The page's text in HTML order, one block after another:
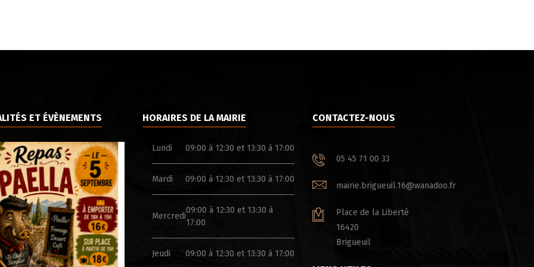
ET ÉVÈNEMENTS HORAIRES DE LA MAIRIE
Lundi 09:00 à 12:30 et 13:30 à 17:00
Mardi 09:00 à 12:30 et 13:30 à 17:00
Mercredi
09:00 à 12:30 et 13:30 à
17:00
Jeudi 09:00 à 12:30 et 13:30 à 17:00
CONTACTEZ-NOUS
05 45 71 00 33
mairie.brigueuil.16@wanadoo.fr
Place de la Liberté
16420
Brigueuil